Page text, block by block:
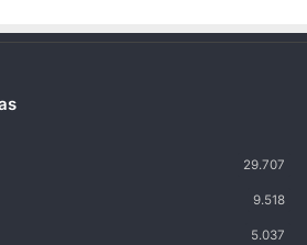
29.707
9.518
5.037